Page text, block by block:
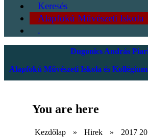
Keresés
Alapfokú Művészeti Iskola
.
Dugonics András
Alapfokú Művészeti Iskola és Kollégium
You are here
Kezdőlap » Hirek » 2017